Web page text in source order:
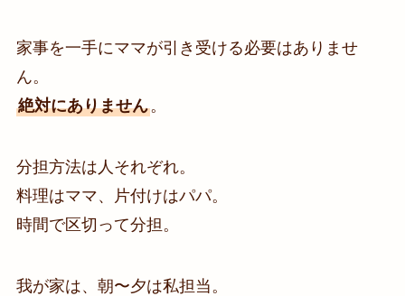
家事を一手にママが引き受ける必要はありませ
ん。
絶対にありません。
分担方法は人それぞれ。
料理はママ、片付けはパパ。
時間で区切って分担。
我が家は、朝〜夕は私担当。